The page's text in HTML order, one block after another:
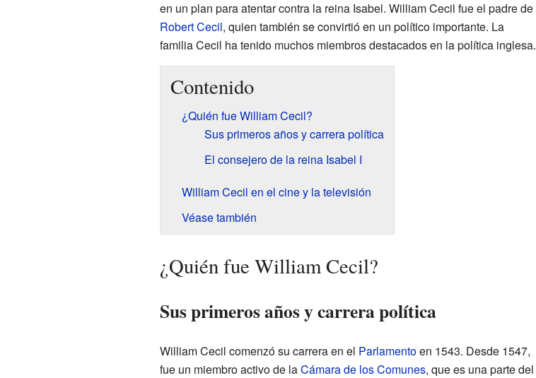
en un plan para atentar contra la reina Isabel. William Cecil fue el padre de
Robert Cecil, quien también se convirtió en un político importante. La
familia Cecil ha tenido muchos miembros destacados en la política inglesa.
Contenido
¿Quién fue William Cecil?
Sus primeros años y carrera política
El consejero de la reina Isabel I
William Cecil en el cine y la televisión
Véase también
¿Quién fue William Cecil?
Sus primeros años y carrera política
William Cecil comenzó su carrera en el Parlamentoen 1543. Desde 1547,
fue un miembro activo de laCámara de los Comunes, que es una parte del